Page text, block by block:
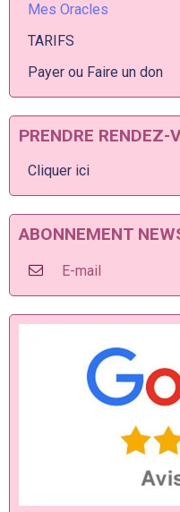
Mes Oracles
TARIFS
Payer ou Faire un don
PRENDRE RENDEZ-
Cliquer ici
ABONNEMENT